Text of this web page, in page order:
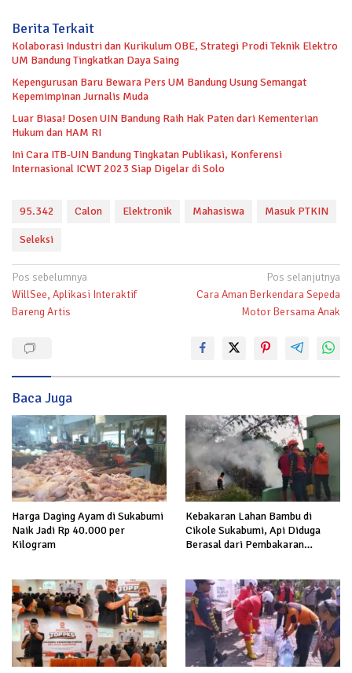
Berita Terkait
Kolaborasi Industri dan Kurikulum OBE, Strategi Prodi Teknik Elektro
UM Bandung Tingkatkan Daya Saing
Kepengurusan Baru Bewara Pers UM Bandung Usung Semangat
Kepemimpinan Jurnalis Muda
Luar Biasa! Dosen UIN Bandung Raih Hak Paten dari Kementerian
Hukum dan HAM RI
Ini Cara ITB-UIN Bandung Tingkatan Publikasi, Konferensi
Internasional ICWT 2023 Siap Digelar di Solo
95.342 Calon Elektronik Mahasiswa Masuk PTKIN
Seleksi
Navigasi
pos
Pos sebelumnya
WillSee, Aplikasi Interaktif
Bareng Artis
Pos selanjutnya
Cara Aman Berkendara Sepeda
Motor Bersama Anak
Baca Juga
Harga Daging Ayam di Sukabumi
Naik Jadi Rp 40.000 per
Kilogram
Kebakaran Lahan Bambu di
Cikole Sukabumi, Api Diduga
Berasal dari Pembakaran